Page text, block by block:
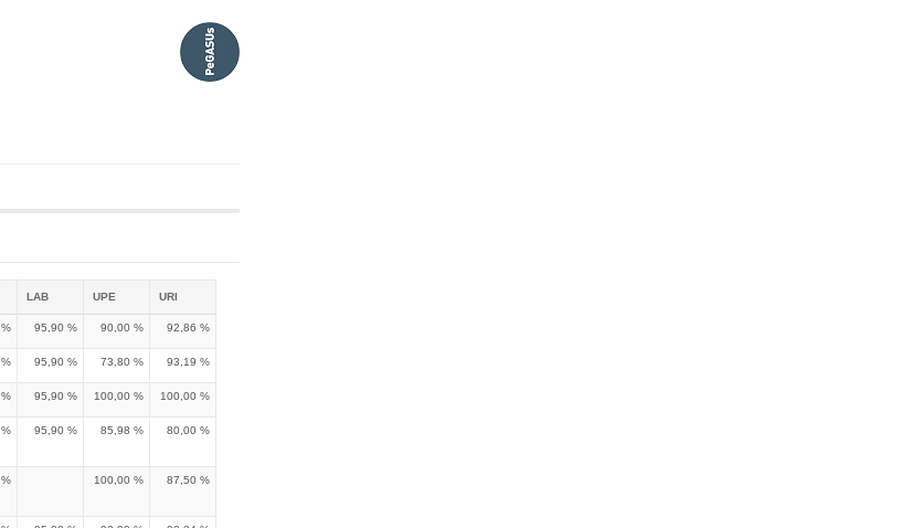
LAB UPE URI
95,90 % 90,00 % 92,86 %
95,90 % 73,80 % 93,19 %
95,90 % 100,00 % 100,00 %
95,90 % 85,98 % 80,00 %
100,00 % 87,50 %